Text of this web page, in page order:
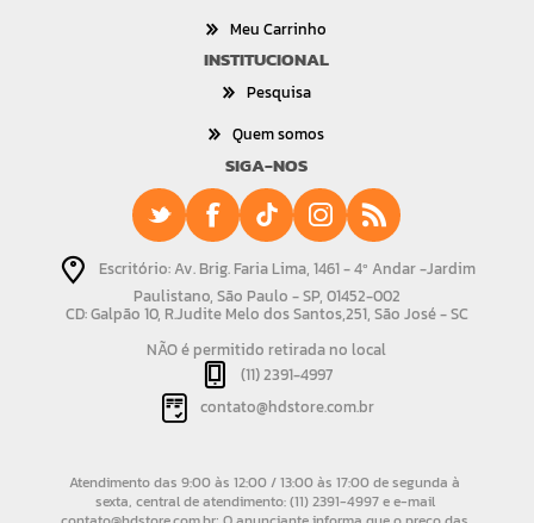
Meu Carrinho
INSTITUCIONAL
Pesquisa
Quem somos
SIGA-NOS
Escritório: Av. Brig. Faria Lima, 1461 - 4º Andar -Jardim
Paulistano, São Paulo - SP, 01452-002
CD: Galpão 10, R.Judite Melo dos Santos,251, São José - SC
NÃO é permitido retirada no local
(11) 2391-4997
contato@hdstore.com.br